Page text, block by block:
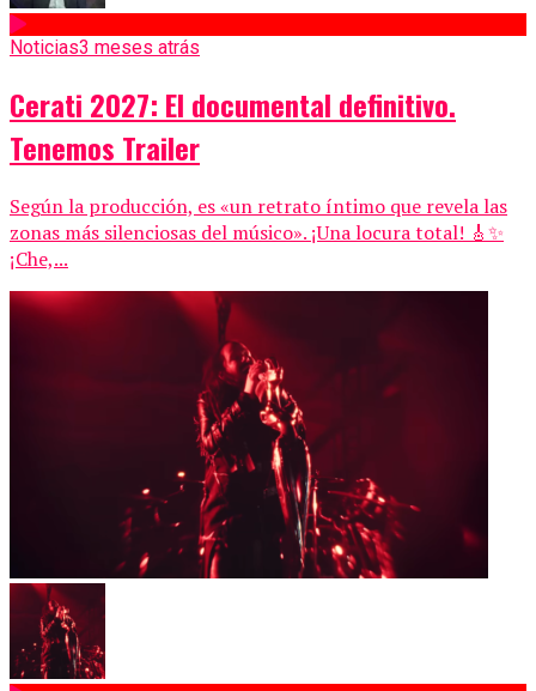
Noticias3 meses atrás
Cerati 2027: El documental definitivo.
Tenemos Trailer
Según la producción, es «un retrato íntimo que revela las
zonas más silenciosas del músico». ¡Una locura total! 🎸✨
¡Che,...